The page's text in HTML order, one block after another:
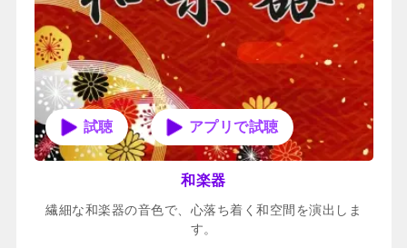
アプリで試聴
和楽器
繊細な和楽器の音色で、心落ち着く和空間を演出しま
す。